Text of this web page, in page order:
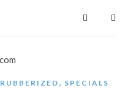
RUBBERIZED , SPECIALS